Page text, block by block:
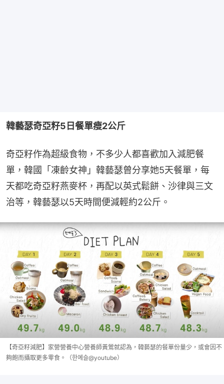
韓藝瑟奇亞籽5日餐單瘦2公斤
奇亞籽作為超級食物，不多少人都喜歡加入減肥餐
單，韓國「凍齡女神」韓藝瑟曾分享她5天餐單，每
天都吃奇亞籽燕麥杯，再配以英式鬆餅、沙律與三文
治等，韓藝瑟以5天時間便減輕約2公斤。
【奇亞籽減肥】家營營養中心營養師黃鶯就認為，韓藝瑟的餐單份量少，或會因不
夠飽而攝取更多零食。（한예슬@youtube）